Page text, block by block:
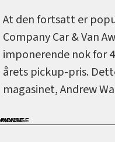
At den fortsatt er
Company Car & Van
imponerende nok for
årets pickup-pris.
magasinet, Andrew